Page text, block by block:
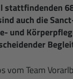
stattfindenden
auch die
und
vom Team